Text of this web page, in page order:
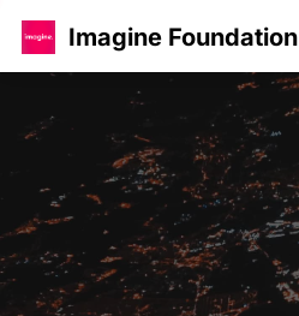
Imagine Foundation